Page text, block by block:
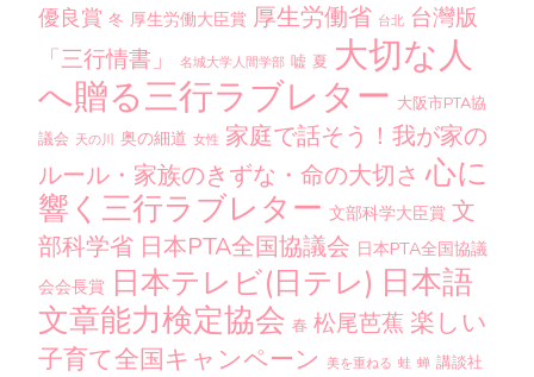
優良賞 冬 厚生労働大臣賞 厚生労働省 台北 台灣版
「三行情書」
名城大学人間学部 嘘 夏 大切な人
へ贈る三行ラブレター 大阪市PTA協
議会 天の川 奥の細道 女性 家庭で話そう！我が家の
ルール・家族のきずな・命の大切さ 心に
響く三行ラブレター 文部科学大臣賞 文
部科学省 日本PTA全国協議会 日本PTA全国協議
会会長賞 日本テレビ(日テレ) 日本語
文章能力検定協会 春 松尾芭蕉 楽しい
子育て全国キャンペーン 美を重ねる 蛙 蝉 講談社